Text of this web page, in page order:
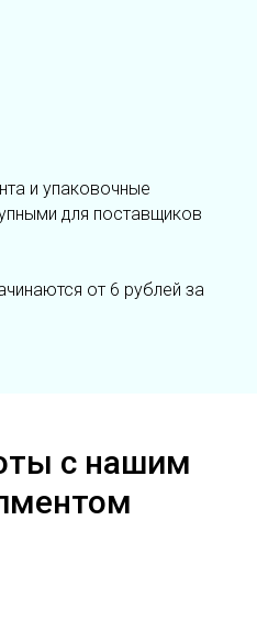
и упаковочные
для поставщиков
от 6 рублей за
с нашим